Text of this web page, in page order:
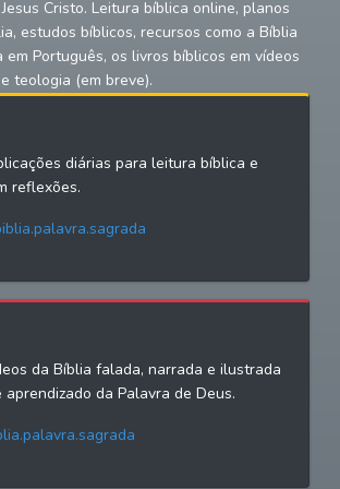
Cristo. Leitura bíblica online, planos
estudos bíblicos, recursos como a Bíblia
em Português, os livros bíblicos em vídeos
teologia (em breve).
diárias para leitura bíblica e
reflexões.
da Bíblia falada, narrada e ilustrada
da Palavra de Deus.